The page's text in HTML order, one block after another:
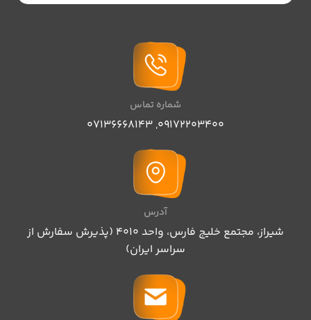
شماره تماس
09172203400
,
07136668143
آدرس
شیراز، مجتمع خلیج فارس، واحد ۴۰۱۰ (پذیرش سفارش از
سراسر ایران)